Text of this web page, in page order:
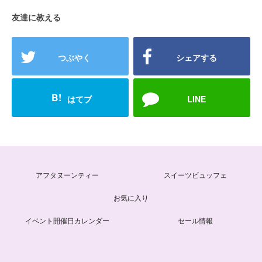
友達に教える
つぶやく シェアする
B! はてブ LINE
アフタヌーンティー スイーツビュッフェ
お気に入り
イベント開催日カレンダー セール情報